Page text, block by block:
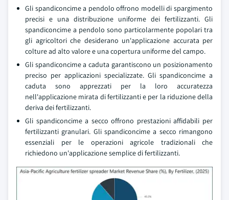
Gli spandiconcime a pendolo offrono modelli di spargimento
precisi e una distribuzione uniforme dei fertilizzanti. Gli
spandiconcime a pendolo sono particolarmente popolari tra
gli agricoltori che desiderano un'applicazione accurata per
colture ad alto valore e una copertura uniforme del campo.
Gli spandiconcime a caduta garantiscono un posizionamento
preciso per applicazioni specializzate. Gli spandiconcime a
caduta sono apprezzati per la loro accuratezza
nell'applicazione mirata di fertilizzanti e per la riduzione della
deriva dei fertilizzanti.
Gli spandiconcime a secco offrono prestazioni affidabili per
fertilizzanti granulari. Gli spandiconcime a secco rimangono
essenziali per le operazioni agricole tradizionali che
richiedono un'applicazione semplice di fertilizzanti.